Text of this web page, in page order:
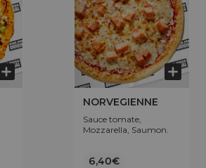
NORVEGIENNE
Sauce tomate,
Mozzarella, Saumon.
6,40€